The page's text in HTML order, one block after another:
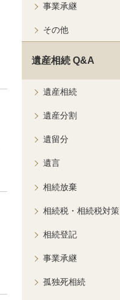
事業承継
その他
遺産相続 Q&A
遺産相続
遺産分割
遺留分
遺言
相続放棄
相続税・相続税対策
相続登記
事業承継
孤独死相続